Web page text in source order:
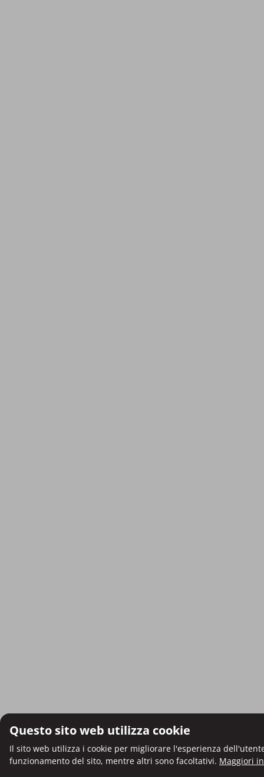
Questo sito web utilizza cookie
Il sito web utilizza i cookie per migliorare l'esperienza
funzionamento del sito, mentre altri sono facoltativi. Maggiori